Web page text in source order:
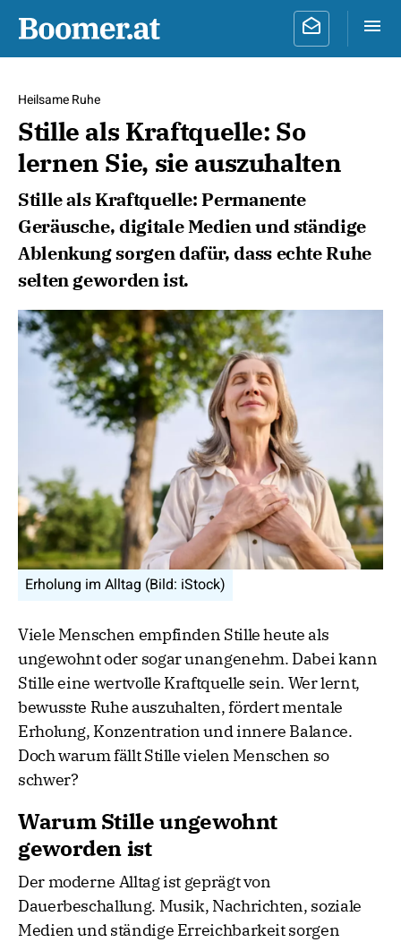
Heilsame Ruhe
Stille als Kraftquelle: So
lernen Sie, sie auszuhalten
Stille als Kraftquelle: Permanente
Geräusche, digitale Medien und ständige
Ablenkung sorgen dafür, dass echte Ruhe
selten geworden ist.
Erholung im Alltag (Bild: iStock)
Viele Menschen empfinden Stille heute als
ungewohnt oder sogar unangenehm. Dabei kann
Stille eine wertvolle Kraftquelle sein. Wer lernt,
bewusste Ruhe auszuhalten, fördert mentale
Erholung, Konzentration und innere Balance.
Doch warum fällt Stille vielen Menschen so
schwer?
Warum Stille ungewohnt
geworden ist
Der moderne Alltag ist geprägt von
Dauerbeschallung. Musik, Nachrichten, soziale
Medien und ständige Erreichbarkeit sorgen